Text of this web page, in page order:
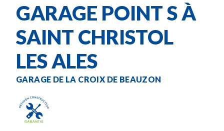
GARAGE POINT S À
SAINT CHRISTOL
LES ALES
GARAGE DE LA CROIX DE BEAUZON